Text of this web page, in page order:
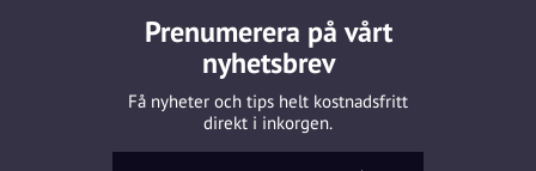
Prenumerera på vårt
nyhetsbrev
Få nyheter och tips helt kostnadsfritt
direkt i inkorgen.